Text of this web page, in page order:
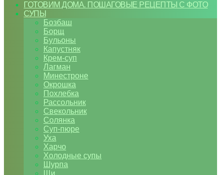
ГОТОВИМ ДОМА. ПОШАГОВЫЕ РЕЦЕПТЫ С ФОТО
СУПЫ
Бозбаш
Борщ
Бульоны
Капустняк
Крем-суп
Лагман
Минестроне
Окрошка
Похлебка
Рассольник
Свекольник
Солянка
Суп-пюре
Уха
Харчо
Холодные супы
Шурпа
Щи